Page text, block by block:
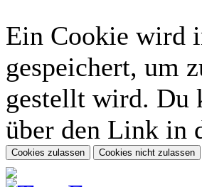
Ein Cookie wird
gespeichert, um
gestellt wird. Du
über den Link in